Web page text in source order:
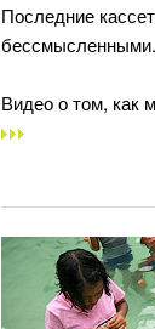
Последние
бессмысленными.
Видео о том, как